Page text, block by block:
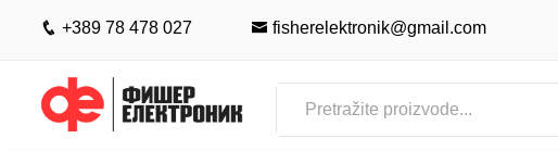
+389 78 478 027 fisherelektronik@gmail.com